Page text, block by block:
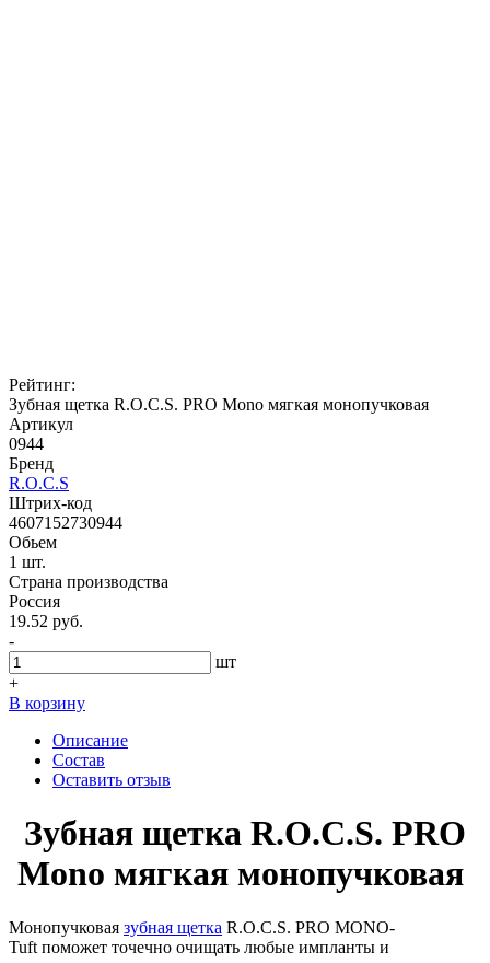
Рейтинг:
Зубная щетка R.O.C.S. PRO Mono мягкая монопучковая
Артикул
0944
Бренд
R.O.C.S
Штрих-код
4607152730944
Обьем
1 шт.
Страна производства
Россия
19.52 руб.
-
шт
+
В корзину
Описание
Состав
Оставить отзыв
Зубная щетка R.O.C.S. PRO
Mono мягкая монопучковая
Монопучковая зубная щетка R.O.C.S. PRO MONO-
Tuft поможет точечно очищать любые импланты и